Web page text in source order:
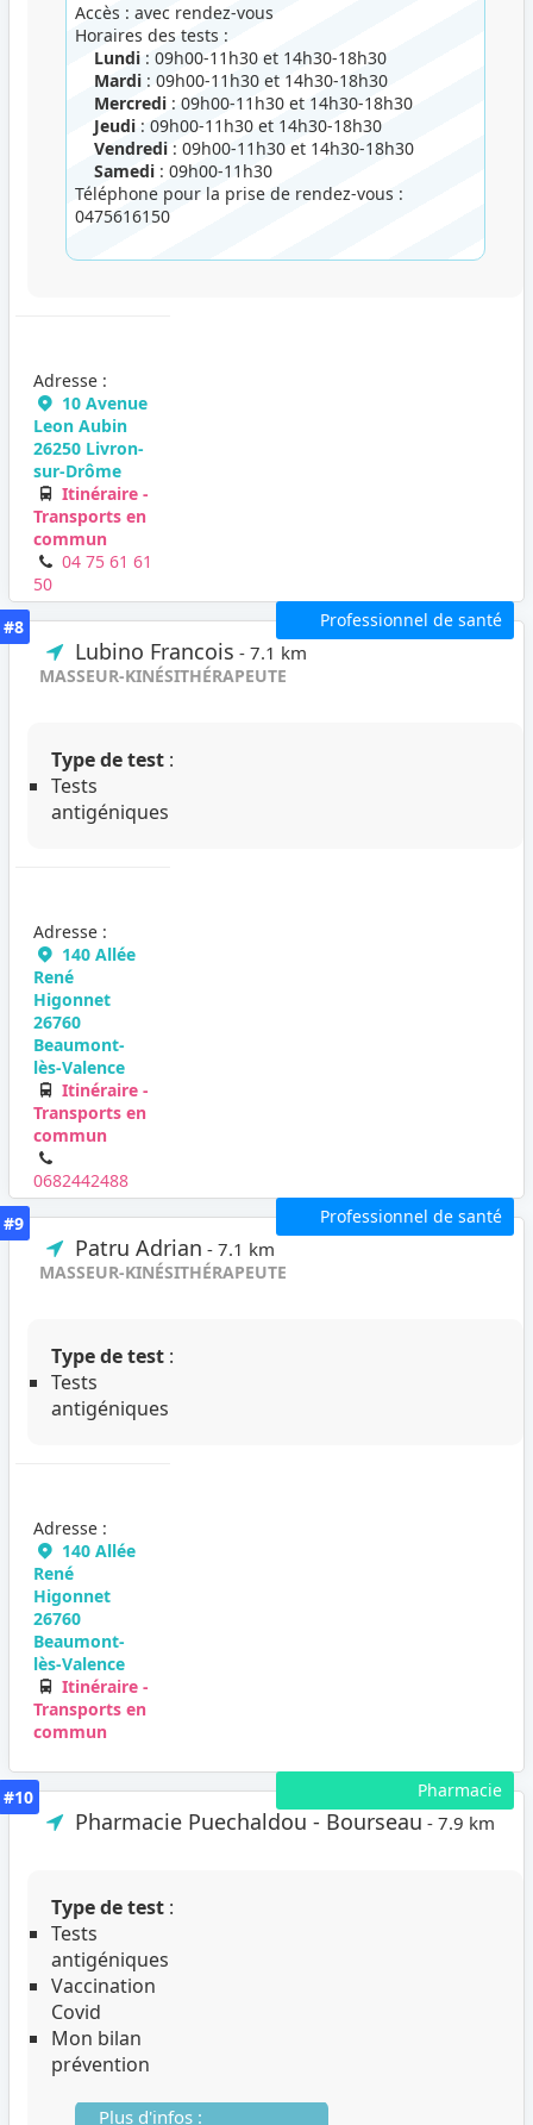
Accès : avec rendez-vous
Horaires des tests :
Lundi : 09h00-11h30 et 14h30-18h30
Mardi : 09h00-11h30 et 14h30-18h30
Mercredi : 09h00-11h30 et 14h30-18h30
Jeudi : 09h00-11h30 et 14h30-18h30
Vendredi : 09h00-11h30 et 14h30-18h30
Samedi : 09h00-11h30
Téléphone pour la prise de rendez-vous :
0475616150
Adresse :
10 Avenue
Leon Aubin
26250 Livron-
sur-Drôme
Itinéraire -
Transports en
commun
04 75 61 61
50
Professionnel de santé
#8
Lubino Francois - 7.1 km
MASSEUR-KINÉSITHÉRAPEUTE
Type de test :
Tests
antigéniques
Adresse :
140 Allée
René
Higonnet
26760
Beaumont-
lès-Valence
Itinéraire -
Transports en
commun
0682442488
Professionnel de santé
#9
Patru Adrian - 7.1 km
MASSEUR-KINÉSITHÉRAPEUTE
Type de test :
Tests
antigéniques
Adresse :
140 Allée
René
Higonnet
26760
Beaumont-
lès-Valence
Itinéraire -
Transports en
commun
Pharmacie
#10
Pharmacie Puechaldou - Bourseau - 7.9 km
Type de test :
Tests
antigéniques
Vaccination
Covid
Mon bilan
prévention
Plus d'infos :